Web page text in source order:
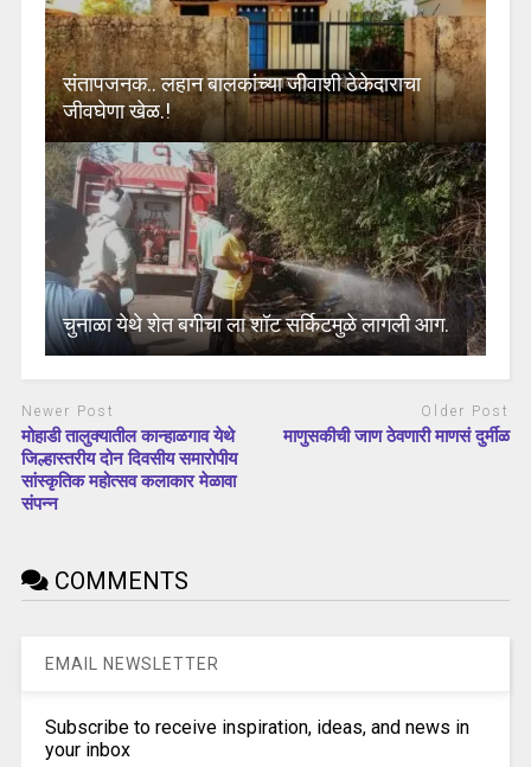
संतापजनक.. लहान बालकांच्या जीवाशी ठेकेदाराचा
जीवघेणा खेळ.!
चुनाळा येथे शेत बगीचा ला शॉट सर्किटमुळे लागली आग.
Newer Post
मोहाडी तालुक्यातील कान्हाळगाव येथे
जिल्हास्तरीय दोन दिवसीय समारोपीय
सांस्कृतिक महोत्सव कलाकार मेळावा
संपन्न
Older Post
माणुसकीची जाण ठेवणारी माणसं दुर्मीळ
COMMENTS
EMAIL NEWSLETTER
Subscribe to receive inspiration, ideas, and news in
your inbox